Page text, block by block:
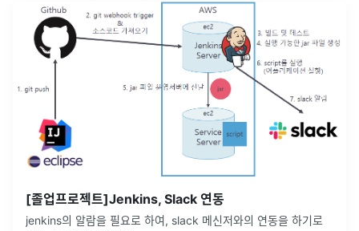
[졸업프로젝트]Jenkins, Slack 연동
jenkins의 알람을 필요로 하여, slack 메신저와의 연동을 하기로